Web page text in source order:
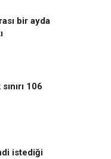
bir ayda
106
istediği